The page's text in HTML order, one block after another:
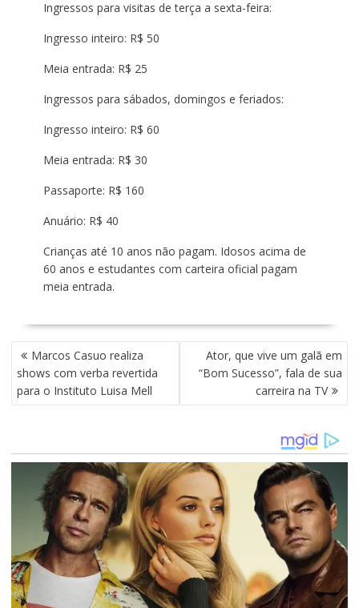
Ingressos para visitas de terça a sexta-feira:
Ingresso inteiro: R$ 50
Meia entrada: R$ 25
Ingressos para sábados, domingos e feriados:
Ingresso inteiro: R$ 60
Meia entrada: R$ 30
Passaporte: R$ 160
Anuário: R$ 40
Crianças até 10 anos não pagam. Idosos acima de
60 anos e estudantes com carteira oficial pagam
meia entrada.
N
A
V
E
Ç
O
S
T
Marcos Casuo realiza
shows com verba revertida
para o Instituto Luisa Mell
Ator, que vive um galã em
“Bom Sucesso”, fala de sua
carreira na TV